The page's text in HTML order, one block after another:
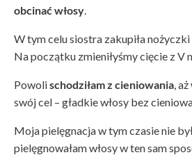
obcinać włosy
W tym celu siostra zakupiła
Na początku zmieniłyśmy cięcie z V
Powolischodziłam z cieniowania ,
swój cel – gładkie włosy bez
Moja pielęgnacja w tym czasie nie
pielęgnowałam włosy w ten sam